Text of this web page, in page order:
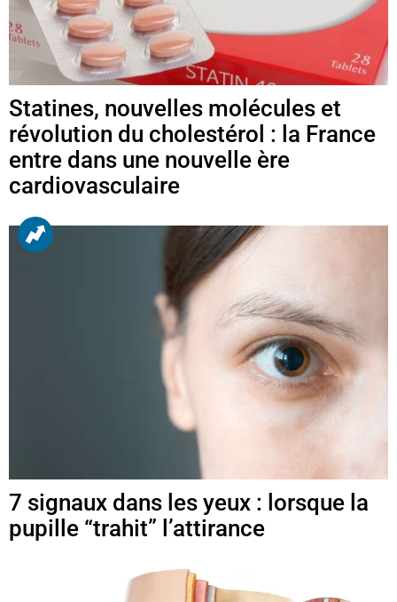
Statines, nouvelles molécules et
révolution du cholestérol : la France
entre dans une nouvelle ère
cardiovasculaire
7 signaux dans les yeux : lorsque la
pupille “trahit” l’attirance